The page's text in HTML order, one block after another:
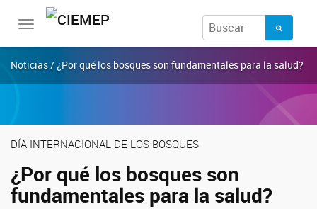
Toggle
Noticias / ¿Por qué los bosques son fundamentales para la salud?
DÍA INTERNACIONAL DE LOS BOSQUES
¿Por qué los bosques son
fundamentales para la salud?